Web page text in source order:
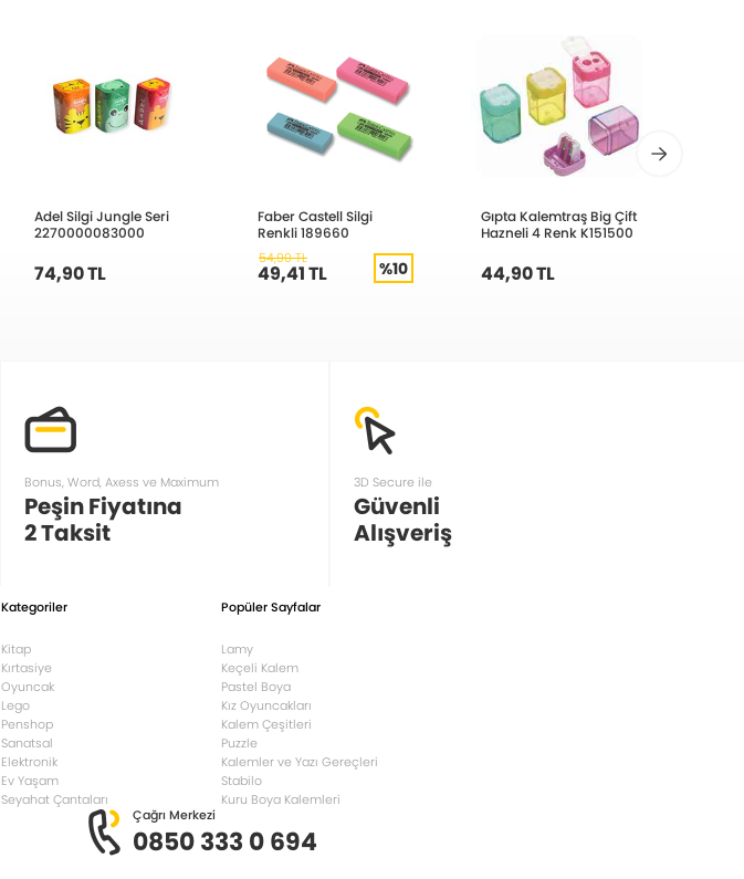
Adel Silgi Jungle Seri
2270000083000
74,90 TL
Faber Castell Silgi
Renkli 189660
54,90 TL
49,41 TL %10
Gıpta Kalemtraş Big Çift
Hazneli 4 Renk K151500
44,90 TL
Bonus, Word, Axess ve Maximum
Peşin Fiyatına
2 Taksit
3D Secure ile
Güvenli
Alışveriş
Kategoriler
Kitap
Kırtasiye
Oyuncak
Lego
Penshop
Sanatsal
Elektronik
Ev Yaşam
Seyahat Çantaları
Popüler Sayfalar
Lamy
Keçeli Kalem
Pastel Boya
Kız Oyuncakları
Kalem Çeşitleri
Puzzle
Kalemler ve Yazı Gereçleri
Stabilo
Kuru Boya Kalemleri
Çağrı Merkezi
0850 333 0 694